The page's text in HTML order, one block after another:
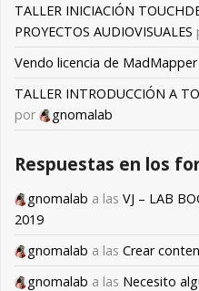
TALLER INICIACIÓN
PROYECTOS AUDIOVISUALES
Vendo licencia de MadMapper
TALLER INTRODUCCIÓN A
por
gnomalab
Respuestas en los
gnomalab a las VJ – LAB
2019
gnomalab a las Crear
gnomalab a las Necesito